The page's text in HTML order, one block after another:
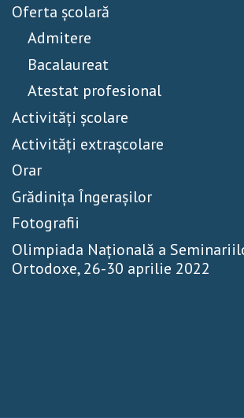
Oferta școlară
Admitere
Bacalaureat
Atestat profesional
Activităţi școlare
Activităţi extrașcolare
Orar
Grădinița Îngerașilor
Fotografii
Olimpiada Națională a
Ortodoxe, 26-30 aprilie 2022